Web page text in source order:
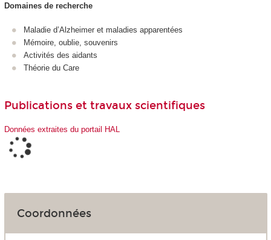
Domaines de recherche
Maladie d’Alzheimer et maladies apparentées
Mémoire, oublie, souvenirs
Activités des aidants
Théorie du Care
Publications et travaux scientifiques
Données extraites du portail HAL
Coordonnées